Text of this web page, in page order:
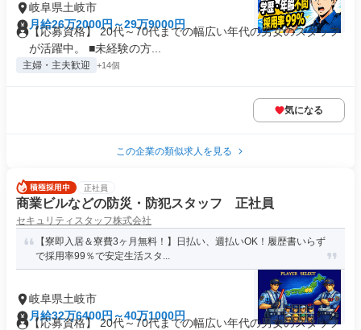
岐阜県土岐市
月給26万2000円～29万9000円
【応募資格】 20代～70代までの幅広い年代の男女のスタッフ
が活躍中。 ■未経験の方...
主婦・主夫歓迎 +14個
気になる
この企業の類似求人を見る
正社員
商業ビルなどの防災・防犯スタッフ 正社員
セキュリティスタッフ株式会社
【寮即入居＆寮費3ヶ月無料！】日払い、週払いOK！履歴書いらず
で採用率99％で安定生活スタ...
岐阜県土岐市
月給32万6400円～40万1000円
【応募資格】 20代～70代までの幅広い年代の男女のスタッフ